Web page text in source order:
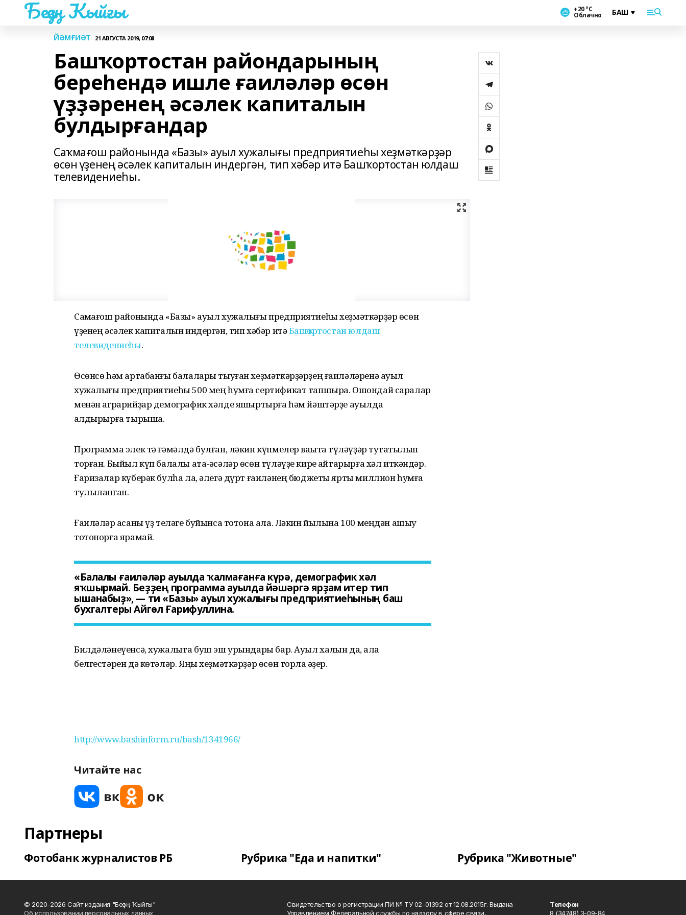
Беҙҙең Ҡыйғы +20 °С
Облачно
ЙӘМҒИӘТ 21 АВГУСТА 2019, 07:08
Башҡортостан райондарының
береһендә ишле ғаиләләр өсөн
үҙҙәренең әсәлек капиталын
булдырғандар
Саҡмағош районында «Базы» ауыл хужалығы предприятиеһы хеҙмәткәрҙәр
өсөн үҙенең әсәлек капиталын индергән, тип хәбәр итә Башҡортостан юлдаш
телевидениеһы.
Саҡмағош районында «Базы» ауыл хужалығы предприятиеһы хеҙмәткәрҙәр өсөн
үҙенең әсәлек капиталын индергән, тип хәбәр итәБашҡортостан юлдаш
телевидениеһы.
Өсөнсө һәм артабанғы балалары тыуған хеҙмәткәрҙәрҙең ғаиләләренә ауыл
хужалығы предприятиеһы 500 мең һумға сертификат тапшыра. Ошондай саралар
менән аграрийҙар демографик хәлде яҡшыртырға һәм йәштәрҙе ауылда
ҡалдырырға тырыша.
Программа элек тә ғәмәлдә булған, ләкин күпмелер ваҡытҡа түләүҙәр туҡтатылып
торған. Быйыл күп балалы ата-әсәләр өсөн түләүҙе кире ҡайтарырға хәл иткәндәр.
Ғаризалар күберәк булһа ла, әлегә дүрт ғаиләнең бюджеты ярты миллион һумға
тулыланған.
Ғаиләләр аҡсаны үҙ теләге буйынса тотона ала. Ләкин йылына 100 меңдән ашыу
тотонорға ярамай.
«Балалы ғаиләләр ауылда ҡалмағанға күрә, демографик хәл
яҡшырмай. Беҙҙең программа ауылда йәшәргә ярҙам итер тип
ышанабыҙ», — ти «Базы» ауыл хужалығы предприятиеһының баш
бухгалтеры Айгөл Ғарифуллина.
Билдәләнеүенсә, хужалыҡта буш эш урындары бар. Ауыл халҡын да, ҡала
белгестәрен дә көтәләр. Яңы хеҙмәткәрҙәр өсөн торлаҡ әҙер.
http://www.bashinform.ru/bash/1341966/
Читайте нас
Партнеры
Фотобанк журналистов РБ Рубрика "Еда и напитки" Рубрика "Животные"
© 2020-2026 Сайт издания "Беҙҙең Ҡыйғы"
Об использовании персональных данных
Свидетельство о регистрации ПИ № ТУ 02-01392 от 12.08.2015г. Выдана
Управлением Федеральной службы по надзору в сфере связи,
Телефон
8 (34748) 3-09-84